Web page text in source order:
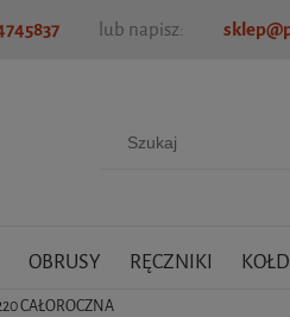
lub napisz:
OBRUSY RĘCZNIKI
CAŁOROCZNA